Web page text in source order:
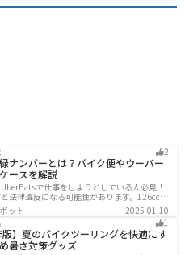
2
ナンバーとは？バイク便やウーバー
ースを解説
で仕事をしようとしている人必見！
法律違反になる可能性があります。126cc以
運送事業を行う場合、緑ナンバー（事業
なります。本記事では緑ナンバーの必要な
方法を解説します。
ット
2025-01-10
1
版】夏のバイクツーリングを快適にす
暑さ対策グッズ